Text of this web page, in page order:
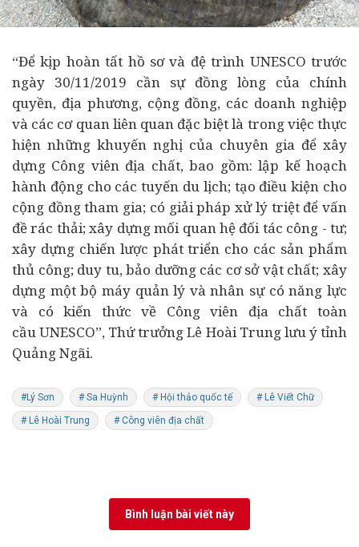
“Để kịp hoàn tất hồ sơ và đệ trình UNESCO trước
ngày 30/11/2019 cần sự đồng lòng của chính
quyền, địa phương, cộng đồng, các doanh nghiệp
và các cơ quan liên quan đặc biệt là trong việc thực
hiện những khuyến nghị của chuyên gia để xây
dựng Công viên địa chất, bao gồm: lập kế hoạch
hành động cho các tuyến du lịch; tạo điều kiện cho
cộng đồng tham gia; có giải pháp xử lý triệt để vấn
đề rác thải; xây dựng mối quan hệ đối tác công - tư;
xây dựng chiến lược phát triển cho các sản phẩm
thủ công; duy tu, bảo dưỡng các cơ sở vật chất; xây
dựng một bộ máy quản lý và nhân sự có năng lực
và có kiến thức về Công viên địa chất toàn
cầuUNESCO”, Thứ trưởng Lê Hoài Trung lưu ý tỉnh
Quảng Ngãi.
#Lý Sơn # Sa Huỳnh # Hội thảo quốc tế # Lê Viết Chữ
# Lê Hoài Trung # Công viên địa chất
Bình luận bài viết này